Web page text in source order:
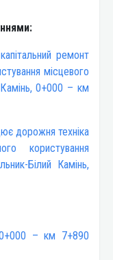
ремонт
місцевого
0+000 – км
дорожня техніка
користування
Білий Камінь,
0+000 – км 7+890